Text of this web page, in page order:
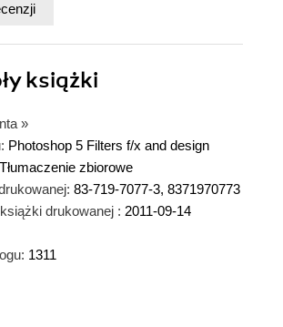
książki
»
Photoshop 5 Filters f/x and design
Tłumaczenie zbiorowe
83-719-7077-3, 8371970773
drukowanej : 2011-09-14
1311